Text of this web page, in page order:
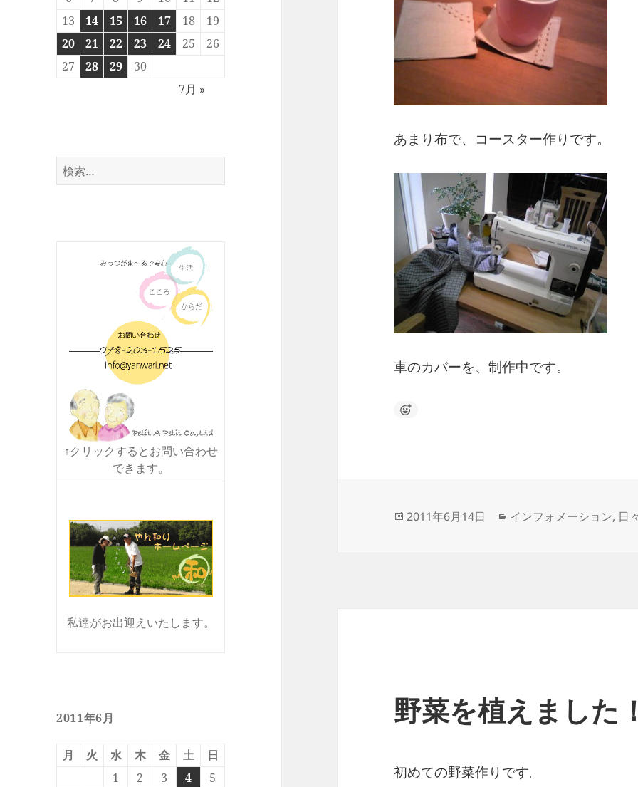
13
14 15 16 17 18
19
20
21 22 23 24 25
26
27
28 29
30
7月 »
検
索:
↑クリックするとお問い合わせ
できます。
私達がお出迎えいたします。
2011年6月
月 火 水 木 金 土
日
1
2 3 4
5
あまり布で、コースター作りです。
車のカバーを、制作中です。
投
2011年6月14日
カ
インフォメーション, 日
野菜を植えました
初めての野菜作りです。